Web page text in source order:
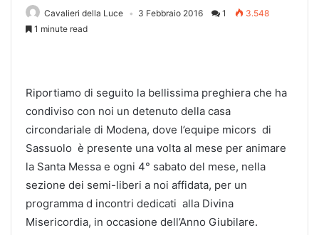
Cavalieri della Luce 3 Febbraio 2016 1
3.548
1 minute read
Riportiamo di seguito la bellissima preghiera che ha
condiviso con noi un detenuto della casa
circondariale di Modena, dove l’equipe micors di
Sassuolo è presente una volta al mese per animare
la Santa Messa e ogni 4° sabato del mese, nella
sezione dei semi-liberi a noi affidata, per un
programma d incontri dedicati alla Divina
Misericordia, in occasione dell’Anno Giubilare.